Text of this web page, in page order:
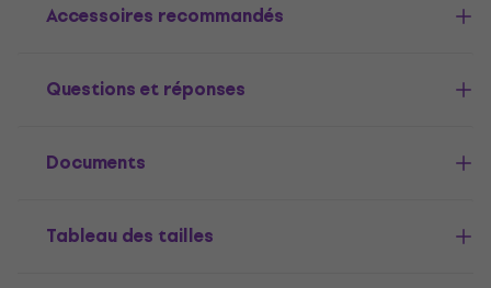
Accessoires recommandés
Questions et réponses
Documents
Tableau des tailles